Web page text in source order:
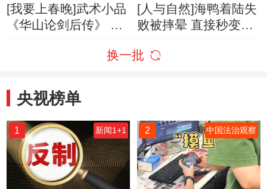
[我要上春晚]武术小品
《华山论剑后传》 表
[人与自然]海鸭着陆失
败被摔晕 直接秒变北
换一批
央视榜单
1 新闻1+1 2 中国法治观察